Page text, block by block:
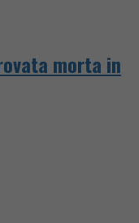
morta in